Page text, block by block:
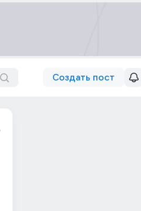
Создать пост